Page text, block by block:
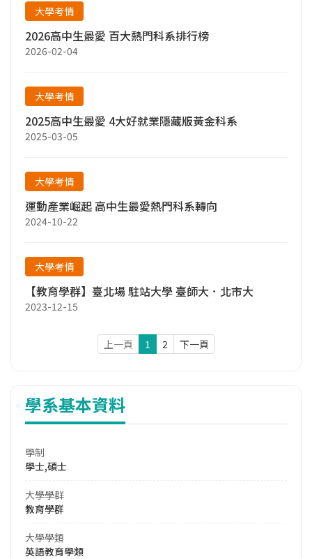
大學考情
2026高中生最愛 百大熱門科系排行榜
2026-02-04
大學考情
2025高中生最愛 4大好就業隱藏版黃金科系
2025-03-05
大學考情
運動產業崛起 高中生最愛熱門科系轉向
2024-10-22
大學考情
【教育學群】臺北場 駐站大學 臺師大．北市大
2023-12-15
上一頁 1 2 下一頁
學系基本資料
學制
學士,碩士
大學學群
教育學群
大學學類
英語教育學類